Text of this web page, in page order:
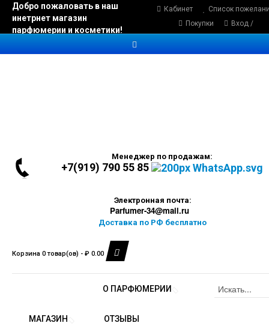
Добро пожаловать в наш
инетрнет магазин
парфюмерии и косметики!
Кабинет
Список
Покупки
Вход /
Менеджер по продажам:
+7(919) 790 55 85
Электронная почта:
Parfumer-34@mail.ru
Доставка по РФ бесплатно
Корзина 0 товар(ов) - ₽ 0.00
О ПАРФЮМЕРИИ
МАГАЗИН ОТЗЫВЫ